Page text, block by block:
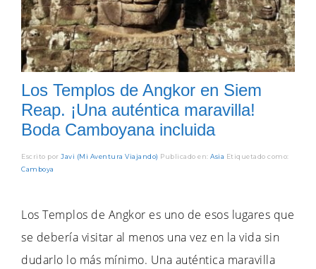
Los Templos de Angkor en Siem
Reap. ¡Una auténtica maravilla!
Boda Camboyana incluida
Escrito por Javi (Mi Aventura Viajando) Publicado en: Asia Etiquetado como:
Camboya
Los Templos de Angkor es uno de esos lugares que
se debería visitar al menos una vez en la vida sin
dudarlo lo más mínimo. Una auténtica maravilla